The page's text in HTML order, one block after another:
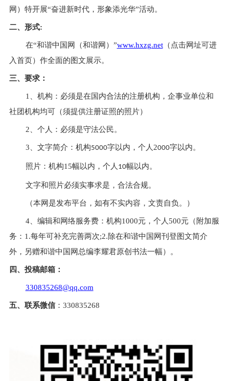
网） 特开展“奋进新时代，形象添光华”活动。
二、形式:
在“和谐中国网（和谐网）”www.hxzg.net（点击网址可进
入首页）作全面的图文展示。
三、要求：
1、机构：必须是在国内合法的注册机构，企事业单位和
社团机构均可（须提供注册证照的照片）
2、个人：必须是守法公民。
3、文字简介：机构5000字以内，个人2000字以内。
照片：机构15幅以内，个人 10幅以内。
文字和照片必须实事求是，合法合规。
（本网是发布平台，如有不实内容，文责自负。）
4、 编辑和网络服务费：机构1000元，个人500元（附加服
务：1.每年可补充完善两次;2.除在和谐中国网刊登图文简介
外，另赠和谐中国网总编李耀君原创书法一幅）。
四、投稿邮箱：
330835268@qq.com
五、 联系微信： 330835268